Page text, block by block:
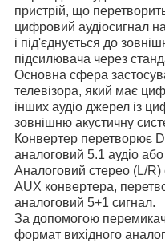
пристрій, що
цифровий аудіосигнал
і під'єднується до
підсилювача через
Основна сфера
телевізора, який має
інших аудіо джерел із
зовнішню акустичну
Конвертер перетворює
аналоговий 5.1 аудіо
Аналоговий стерео (L/R)
AUX конвертера,
аналоговий 5+1 сигнал.
За допомогою
формат вихідного